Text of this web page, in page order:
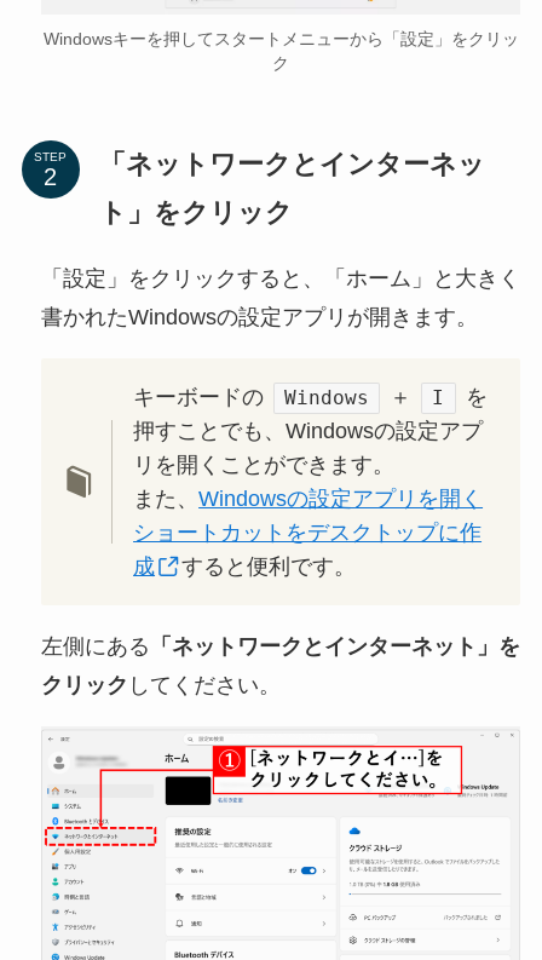
Windowsキーを押してスタートメニューから「設定」をクリッ
ク
STEP
「ネットワークとインターネッ
ト」をクリック
「設定」をクリックすると、「ホーム」と大きく
書かれたWindowsの設定アプリが開きます。
キーボードの Windows ＋ I
を
押すことでも、Windowsの設定アプ
リを開くことができます。
また、Windowsの設定アプリを開く
ショートカットをデスクトップに作
成
すると便利です。
左側にある 「ネットワークとインターネット」を
クリック してください。